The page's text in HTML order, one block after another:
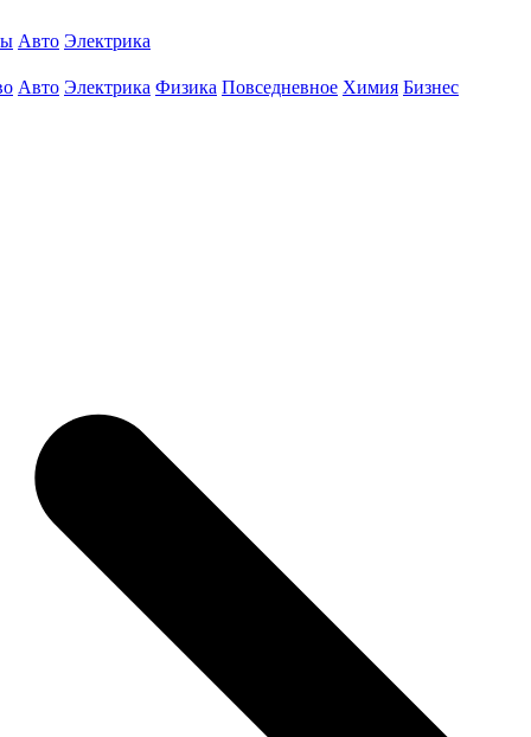
Авто Электрика
Авто Электрика Физика Повседневное Химия Бизнес